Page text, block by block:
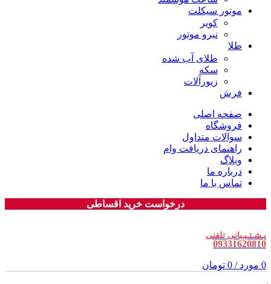
موتور سیکلت
کویر
نیرو موتور
طلا
طلای آب شده
سکه
زیورآلات
فرش
صفحه اصلی
فروشگاه
سوالات متداول
راهنمای دریافت وام
وبلاگ
درباره ما
تماس با ما
درخواست خرید اقساطی
پـشـتـیـبانی تلفنی
09331620810
0 مورد /
0 تومان